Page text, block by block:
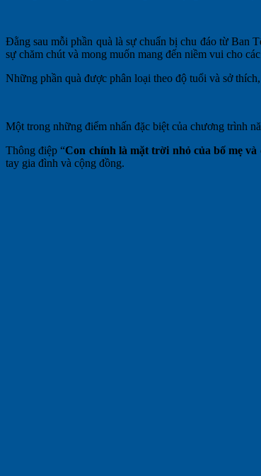
Đằng sau mỗi phần quà là sự chuẩn bị chu đáo từ Ban
sự chăm chút và mong muốn mang đến niềm vui cho
Những phần quà được phân loại theo độ tuổi và sở
Một trong những điểm nhấn đặc biệt của chương trình
Thông điệp “Con chính là mặt trời nhỏ của bố mẹ
tay gia đình và cộng đồng.